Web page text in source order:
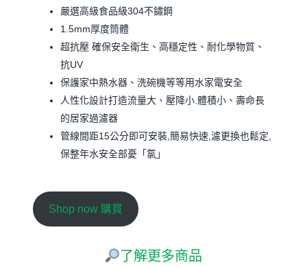
嚴選高級食品級304不鏽鋼
1.5mm厚度筒體
超抗壓 確保安全衛生、高穩定性、耐化學物質、
抗UV
保護家中熱水器、洗碗機等等用水家電安全
人性化設計打造流量大、壓降小.體積小、壽命長
的居家過濾器
管線間距15公分即可安裝,簡易快速,濾更換也鬆定,
保整年水安全部憂「氯」
Shop now 購買
了解更多商品